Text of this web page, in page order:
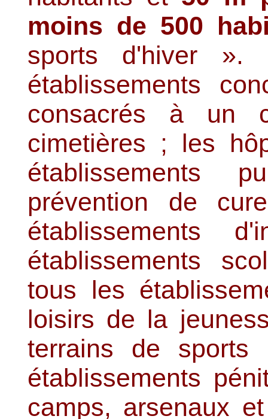
moins de 500
sports d'hiver ».
établissements
consacrés à un
cimetières ; les
établissements
prévention de
établissements
établissements
tous les
loisirs de la
terrains de
établissements
camps, arsenaux